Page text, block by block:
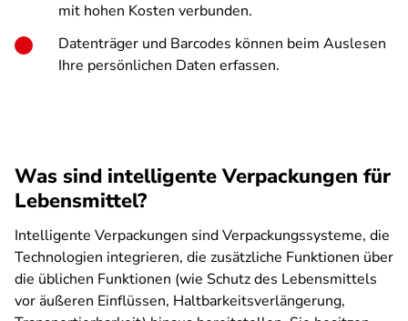
mit hohen Kosten verbunden.
Datenträger und Barcodes können beim Auslesen
Ihre persönlichen Daten erfassen.
Was sind intelligente Verpackungen für
Lebensmittel?
Intelligente Verpackungen sind Verpackungssysteme, die
Technologien integrieren, die zusätzliche Funktionen über
die üblichen Funktionen (wie Schutz des Lebensmittels
vor äußeren Einflüssen, Haltbarkeitsverlängerung,